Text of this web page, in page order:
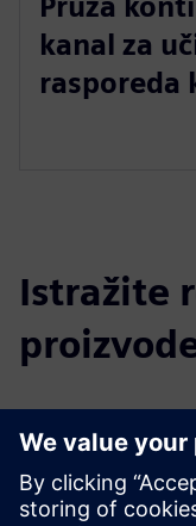
kanal za
rasporeda
Istražite
Dodatne
Dirtt Access Floors
DIRTT Access Floors